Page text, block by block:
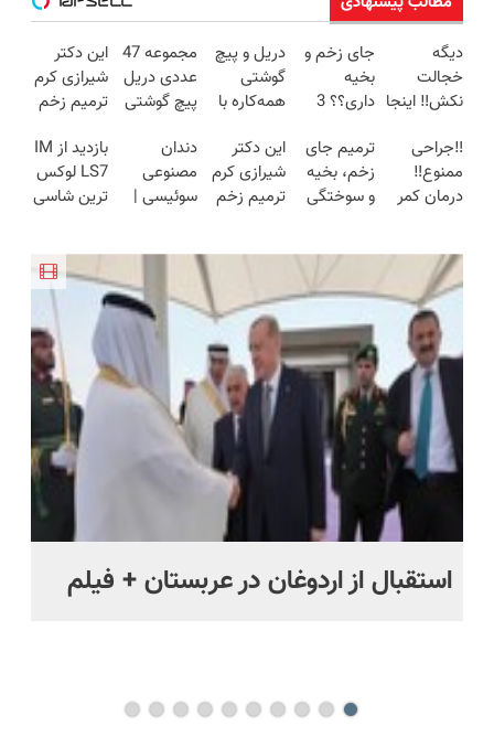
دیگه
خجالت
نکش‼️ اینجا
بکار
(تضمینی)
جای زخم و
بخیه
داری؟؟ 3
محوش کن!
دریل و پیچ
گوشتی
همه‌کاره با
هوشمند ⚙️
(نصف
قیمت بازار
مجموعه 47
عددی دریل
پیچ گوشتی
(تخفیف به
مدت
محدود)
این دکتر
شیرازی کرم
ترمیم زخم
ساخت!!!
‼️جراحی
ممنوع‼️
درمان کمر
دوره نقاهت
ترمیم جای
زخم، بخیه
و سوختگی
این دکتر
شیرازی کرم
ترمیم زخم
دندان
مصنوعی
سوئیسی |
طبیعی!
ویزیت
رایگان+پرداخت
اقساطی😍
بازدید از IM
LS7 لوکس
ترین شاسی
باشگاه
انقلاب
استقبال از اردوغان در عربستان + فیلم